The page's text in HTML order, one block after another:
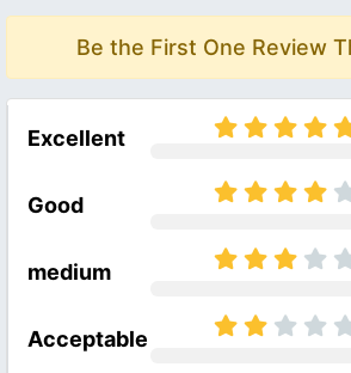
Be the First One Review
Excellent
Good
medium
Acceptable